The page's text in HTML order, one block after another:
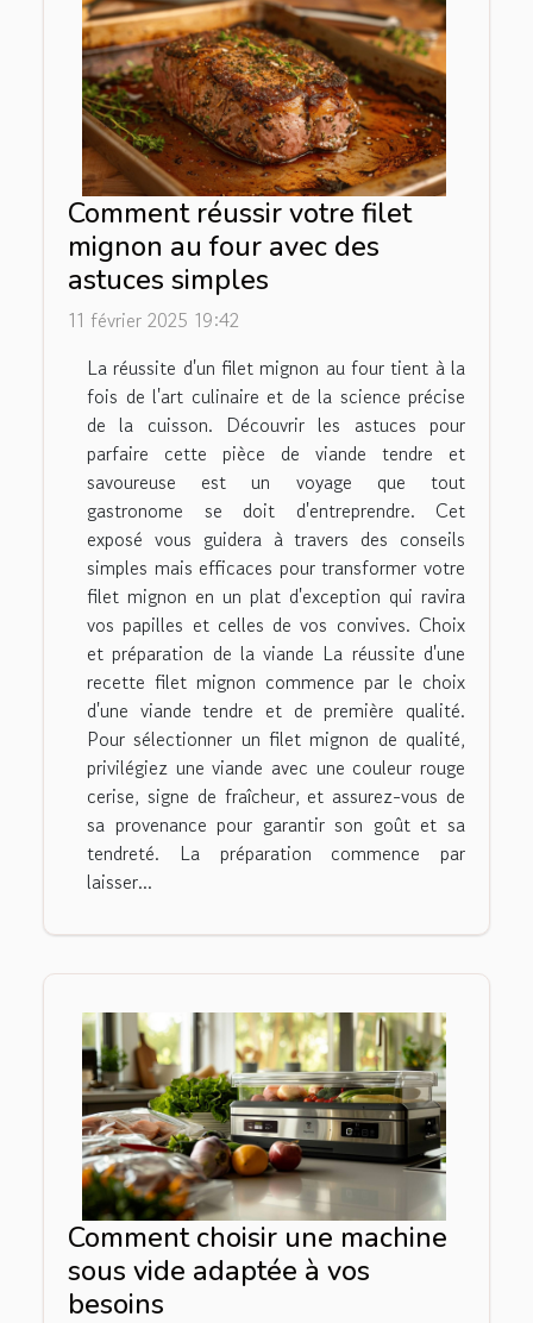
Comment réussir votre filet
mignon au four avec des
astuces simples
11 février 2025 19:42
La réussite d'un filet mignon au four tient à la
fois de l'art culinaire et de la science précise
de la cuisson. Découvrir les astuces pour
parfaire cette pièce de viande tendre et
savoureuse est un voyage que tout
gastronome se doit d'entreprendre. Cet
exposé vous guidera à travers des conseils
simples mais efficaces pour transformer votre
filet mignon en un plat d'exception qui ravira
vos papilles et celles de vos convives. Choix
et préparation de la viande La réussite d'une
recette filet mignon commence par le choix
d'une viande tendre et de première qualité.
Pour sélectionner un filet mignon de qualité,
privilégiez une viande avec une couleur rouge
cerise, signe de fraîcheur, et assurez-vous de
sa provenance pour garantir son goût et sa
tendreté. La préparation commence par
laisser...
Comment choisir une machine
sous vide adaptée à vos
besoins